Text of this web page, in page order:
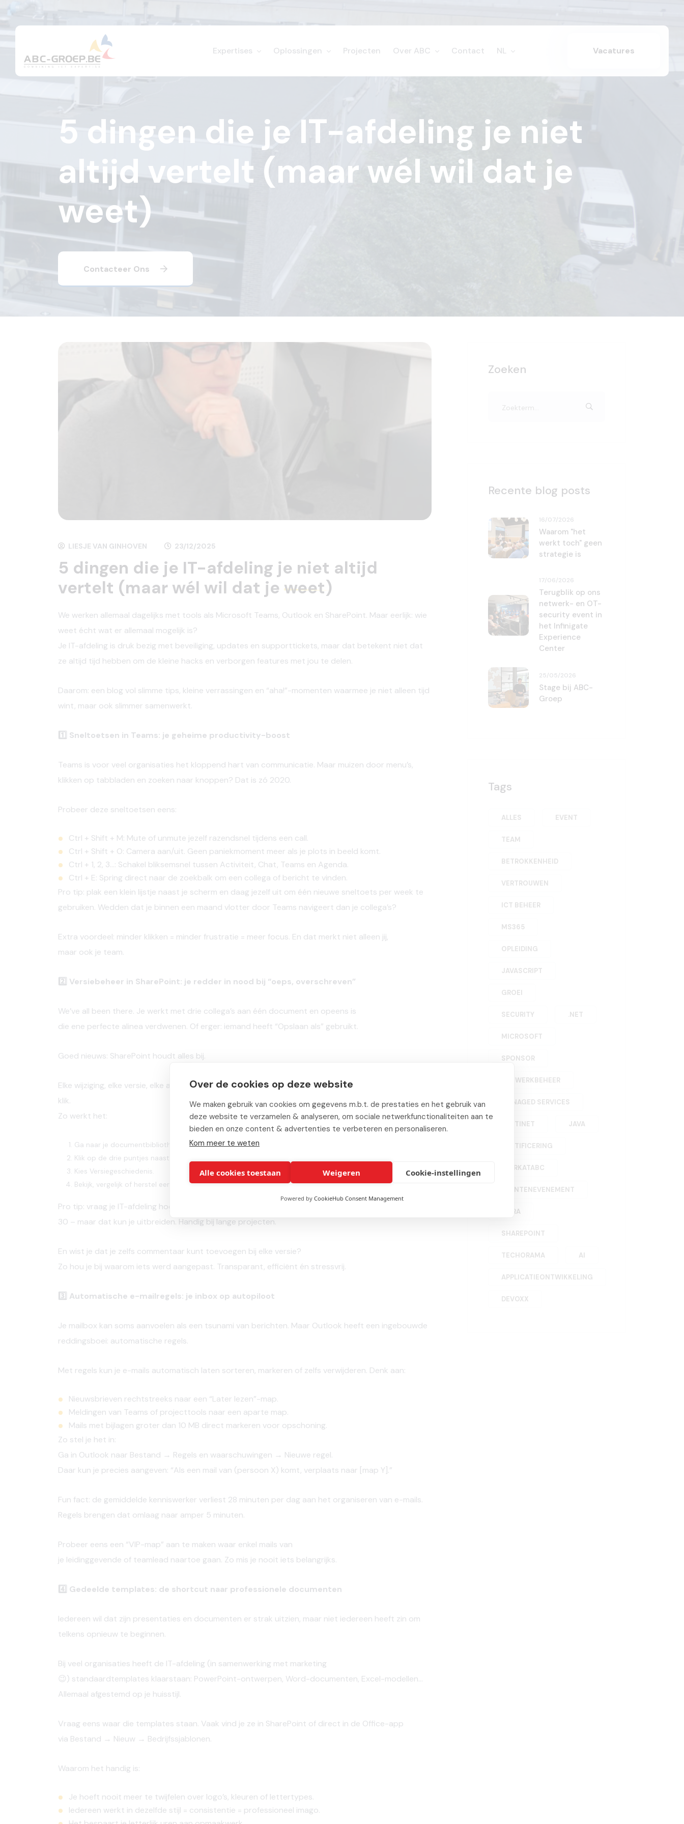
Expertises Oplossingen Projecten Over ABC Contact NL Vacatures
5 dingen die je IT-afdeling je niet
altijd vertelt (maar wél wil dat je
weet)
Contacteer Ons
LIESJE VAN GINHOVEN 23/12/2025
5 dingen die je IT-afdeling je niet altijd
vertelt (maar wél wil dat je weet)
We werken allemaal dagelijks met tools als Microsoft Teams, Outlook en SharePoint. Maar eerlijk: wie
weet écht wat er allemaal mogelijk is?
Je IT-afdeling is druk bezig met beveiliging, updates en supporttickets, maar dat betekent niet dat
ze altijd tijd hebben om de kleine hacks en verborgen features met jou te delen.
Daarom: een blog vol slimme tips, kleine verrassingen en “aha!”-momenten waarmee je niet alleen tijd
wint, maar ook slimmer samenwerkt.
1️⃣ Sneltoetsen in Teams: je geheime productivity-boost
Teams is voor veel organisaties het kloppend hart van communicatie. Maar muizen door menu’s,
klikken op tabbladen en zoeken naar knoppen? Dat is zó 2020.
Probeer deze sneltoetsen eens:
Ctrl + Shift + M: Mute of unmute jezelf razendsnel tijdens een call.
Ctrl + Shift + O: Camera aan/uit. Geen paniekmoment meer als je plots in beeld komt.
Ctrl + 1, 2, 3…: Schakel bliksemsnel tussen Activiteit, Chat, Teams en Agenda.
Ctrl + E: Spring direct naar de zoekbalk om een collega of bericht te vinden.
Pro tip: plak een klein lijstje naast je scherm en daag jezelf uit om één nieuwe sneltoets per week te
gebruiken. Wedden dat je binnen een maand vlotter door Teams navigeert dan je collega’s?
Extra voordeel: minder klikken = minder frustratie = meer focus. En dat merkt niet alleen jij,
maar ook je team.
2️⃣ Versiebeheer in SharePoint: je redder in nood bij “oeps, overschreven”
We’ve all been there. Je werkt met drie collega’s aan één document en opeens is
die ene perfecte alinea verdwenen. Of erger: iemand heeft “Opslaan als” gebruikt.
Goed nieuws: SharePoint houdt alles bij.
Elke wijziging, elke versie, elke auteur. Je kunt letterlijk terugspoelen naar een vorige versie met één
klik.
Zo werkt het:
Ga naar je documentbibliotheek.
Klik op de drie puntjes naast je bestand.
Kies Versiegeschiedenis.
Bekijk, vergelijk of herstel eerdere versies.
Pro tip: vraag je IT-afdeling hoeveel
30 – maar dat kun je uitbreiden. Handig bij lange projecten.
En wist je dat je zelfs commentaar kunt toevoegen bij elke versie?
Zo hou je bij waarom iets werd aangepast. Transparant, efficiënt én stressvrij.
3️⃣ Automatische e-mailregels: je inbox op autopiloot
Je mailbox kan soms aanvoelen als een tsunami van berichten. Maar Outlook heeft een ingebouwde
reddingsboei: automatische regels.
Met regels kun je e-mails automatisch laten sorteren, markeren of zelfs verwijderen. Denk aan:
Nieuwsbrieven rechtstreeks naar een “Later lezen”-map.
Meldingen van Teams of projecttools naar een aparte map.
Mails met bijlagen groter dan 10 MB direct markeren voor opschoning.
Zo stel je het in:
Ga in Outlook naar Bestand → Regels en waarschuwingen → Nieuwe regel.
Daar kun je precies aangeven: “Als een mail van (persoon X) komt, verplaats naar [map Y].”
Fun fact: de gemiddelde kenniswerker verliest 28 minuten per dag aan het organiseren van e-mails.
Regels brengen dat omlaag naar amper 5 minuten.
Probeer eens een “VIP-map” aan te maken waar enkel mails van
je leidinggevende of teamlead naartoe gaan. Zo mis je nooit iets belangrijks.
4️⃣ Gedeelde templates: de shortcut naar professionele documenten
Iedereen wil dat zijn presentaties en documenten er strak uitzien, maar niet iedereen heeft zin om
telkens opnieuw te beginnen.
Bij veel organisaties heeft de IT-afdeling (in samenwerking met marketing
😉) standaardtemplates klaarstaan: PowerPoint-ontwerpen, Word-documenten, Excel-modellen…
Allemaal afgestemd op je huisstijl.
Vraag eens waar die templates staan. Vaak vind je ze in SharePoint of direct in de Office-app
via Bestand → Nieuw → Bedrijfssjablonen.
Waarom het handig is:
Je hoeft nooit meer te twijfelen over logo’s, kleuren of lettertypes.
Iedereen werkt in dezelfde stijl = consistentie = professioneel imago.
Zoeken
Recente blog posts
16/07/2026
Waarom "het
werkt toch" geen
strategie is
17/06/2026
Terugblik op ons
netwerk- en OT-
security event in
het Infinigate
Experience
Center
25/05/2026
Stage bij ABC-
Groep
Tags
ALLES EVENT
TEAM
BETROKKENHEID
VERTROUWEN
ICT BEHEER
MS365
OPLEIDING
JAVASCRIPT
GROEI
SECURITY .NET
MICROSOFT
SPONSOR
NETWERKBEHEER
MANAGED SERVICES
FORTINET JAVA
CERTIFICERING
WORKATABC
KLANTENEVENEMENT
INFRA
SHAREPOINT
TECHORAMA AI
APPLICATIEONTWIKKELING
DEVOXX
Over de cookies op deze website
We maken gebruik van cookies om gegevens m.b.t. de prestaties en het gebruik van
deze website te verzamelen & analyseren, om sociale netwerkfunctionaliteiten aan te
bieden en onze content & advertenties te verbeteren en personaliseren.
Kom meer te weten
Alle cookies toestaan Weigeren Cookie-instellingen
Powered by CookieHub Consent Management